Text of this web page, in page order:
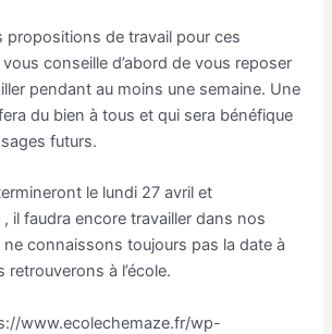
propositions de travail pour ces
conseille d’abord de vous reposer
pendant au moins une semaine. Une
du bien à tous et qui sera bénéfique
futurs.
le lundi 27 avril et
il faudra encore travailler dans nos
connaissons toujours pas la date à
retrouverons à l’école.
www.ecolechemaze.fr/wp-